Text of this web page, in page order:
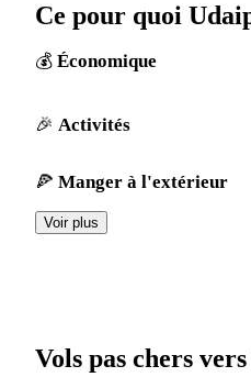
Ce pour quoi
Économique
Activités
Manger à l'extérieur
Voir plus
Vols pas chers